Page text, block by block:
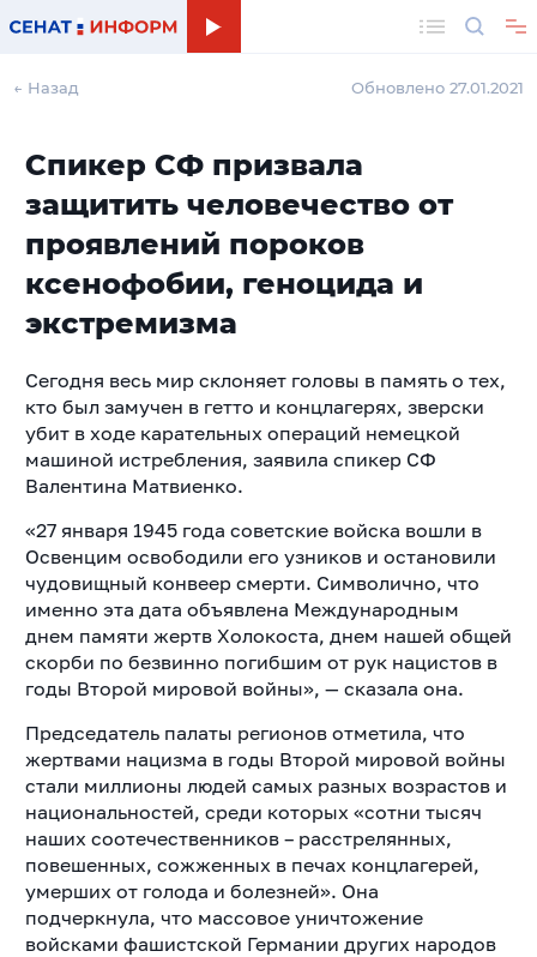
← Назад Обновлено 27.01.2021
Спикер СФ призвала
защитить человечество от
проявлений пороков
ксенофобии, геноцида и
экстремизма
Сегодня весь мир склоняет головы в память о тех,
кто был замучен в гетто и концлагерях, зверски
убит в ходе карательных операций немецкой
машиной истребления, заявила спикер СФ
Валентина Матвиенко.
«27 января 1945 года советские войска вошли в
Освенцим освободили его узников и остановили
чудовищный конвеер смерти. Символично, что
именно эта дата объявлена Международным
днем памяти жертв Холокоста, днем нашей общей
скорби по безвинно погибшим от рук нацистов в
годы Второй мировой войны», — сказала она.
Председатель палаты регионов отметила, что
жертвами нацизма в годы Второй мировой войны
стали миллионы людей самых разных возрастов и
национальностей, среди которых «сотни тысяч
наших соотечественников – расстрелянных,
повешенных, сожженных в печах концлагерей,
умерших от голода и болезней». Она
подчеркнула, что массовое уничтожение
войсками фашистской Германии других народов